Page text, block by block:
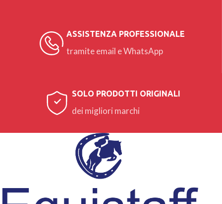
ASSISTENZA PROFESSIONALE
tramite email e WhatsApp
SOLO PRODOTTI ORIGINALI
dei migliori marchi